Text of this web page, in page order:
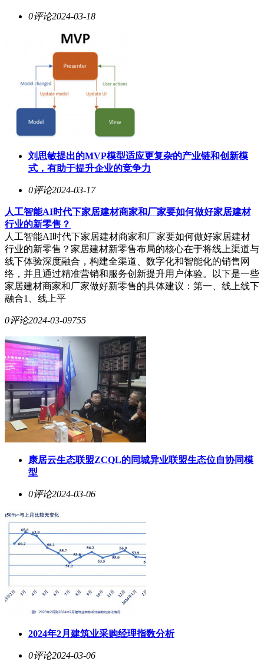
0评论2024-03-18
刘思敏提出的MVP模型适应更复杂的产业链和创新模
式，有助于提升企业的竞争力
0评论2024-03-17
人工智能AI时代下家居建材商家和厂家要如何做好家居建材
行业的新零售？
人工智能AI时代下家居建材商家和厂家要如何做好家居建材
行业的新零售？家居建材新零售布局的核心在于将线上渠道与
线下体验深度融合，构建全渠道、数字化和智能化的销售网
络，并且通过精准营销和服务创新提升用户体验。以下是一些
家居建材商家和厂家做好新零售的具体建议：第一、线上线下
融合1、线上平
0评论2024-03-09755
康居云生态联盟ZCQL的同城异业联盟生态位自协同模
型
0评论2024-03-06
2024年2月建筑业采购经理指数分析
0评论2024-03-06